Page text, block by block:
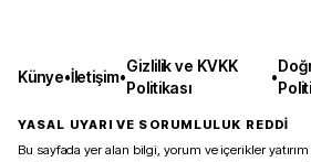
Künye•İletişim•
Gizlilik ve KVKK
Politikası
•
YASAL UYARI VE SORUMLULUK REDDİ
Bu sayfada yer alan bilgi, yorum ve içerikler yatırım